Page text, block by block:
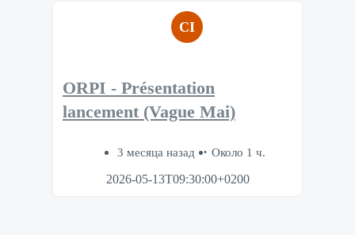
CI
ORPI - Présentation
lancement (Vague Mai)
3 месяца назад
Около 1 ч.
2026-05-13T09:30:00+0200